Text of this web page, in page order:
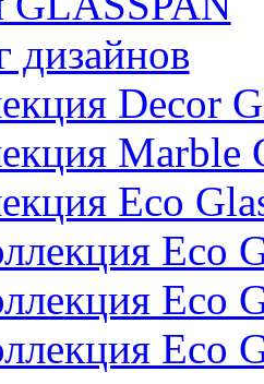
дизайнов
Decor
Marble
Eco
Eco
Eco
Eco